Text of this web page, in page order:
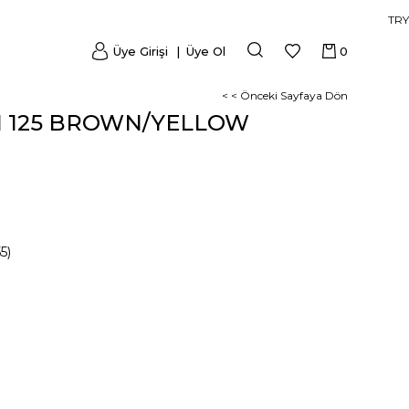
TRY
0
Üye Girişi Üye Ol
< < Önceki Sayfaya Dön
125 BROWN/YELLOW